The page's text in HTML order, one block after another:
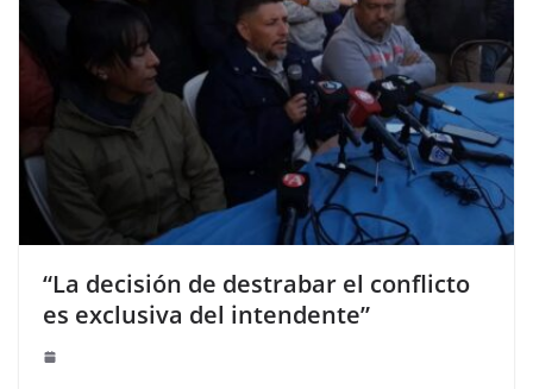
“La decisión de destrabar el conflicto
es exclusiva del intendente”